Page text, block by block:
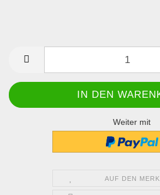
Weiter mit
AUF DEN